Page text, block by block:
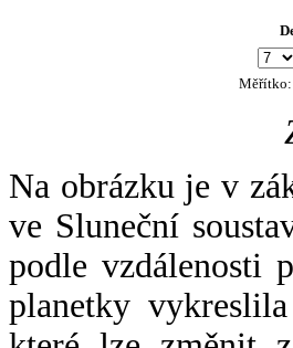
Měřítko:
Na obrázku je v
ve Sluneční
podle vzdálenosti
planetky